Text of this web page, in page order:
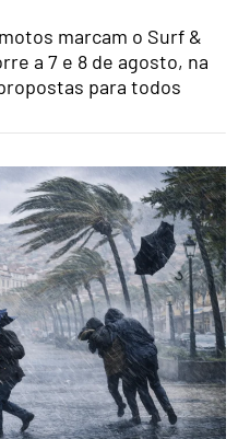
marcam o Surf &
a 7 e 8 de agosto, na
para todos